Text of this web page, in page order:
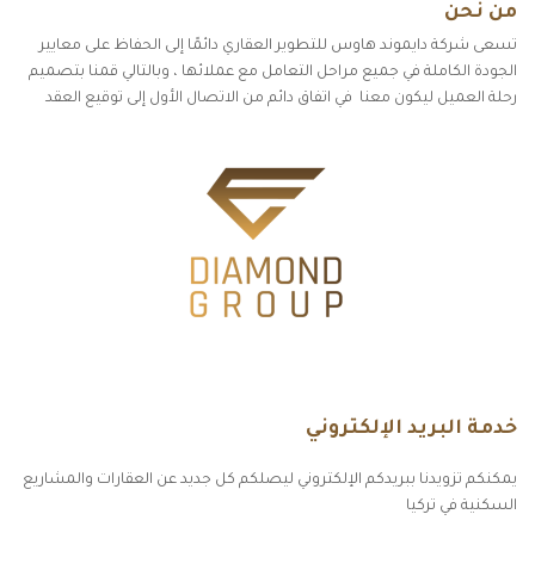
من نحن
تسعى شركة دايموند هاوس للتطوير العقاري دائمًا إلى الحفاظ على معايير
الجودة الكاملة في جميع مراحل التعامل مع عملائها ، وبالتالي قمنا بتصميم
رحلة العميل ليكون معنا في اتفاق دائم من الاتصال الأول إلى توقيع العقد
خدمة البريد الإلكتروني
يمكنكم تزويدنا ببريدكم الإلكتروني ليصلكم كل جديد عن العقارات والمشاريع
السكنية في تركيا